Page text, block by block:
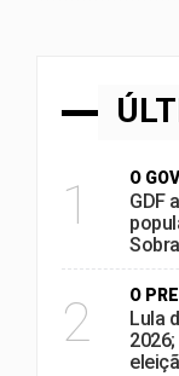
1 O
GDF
2 O
Lula